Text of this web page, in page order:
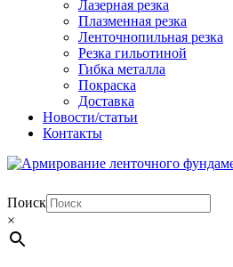
Лазерная резка
Плазменная резка
Ленточнопильная резка
Резка гильотиной
Гибка металла
Покраска
Доставка
Новости/статьи
Контакты
Поиск
×